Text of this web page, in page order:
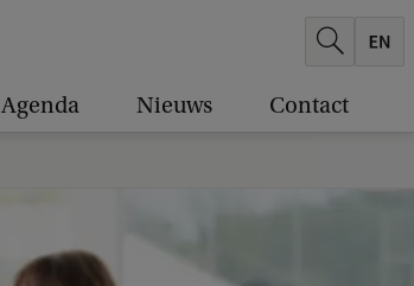
Agenda Nieuws Contact